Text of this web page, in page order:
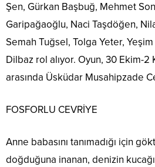
Şen, Gürkan Başbuğ, Mehmet
Garipağaoğlu, Naci Taşdöğen,
Semah Tuğsel, Tolga Yeter,
Dilbaz rol alıyor. Oyun, 30 Ekim-2
arasında Üsküdar Musahipzade
FOSFORLU CEVRİYE
Anne babasını tanımadığı için
doğduğuna inanan, denizin